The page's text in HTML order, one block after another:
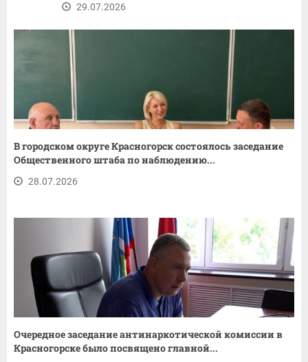
29.07.2026
В городском округе Красногорск состоялось заседание
Общественного штаба по наблюдению...
28.07.2026
Очередное заседание антинаркотической комиссии в
Красногорске было посвящено главной...